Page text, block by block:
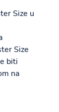
Size u
Size
biti
na